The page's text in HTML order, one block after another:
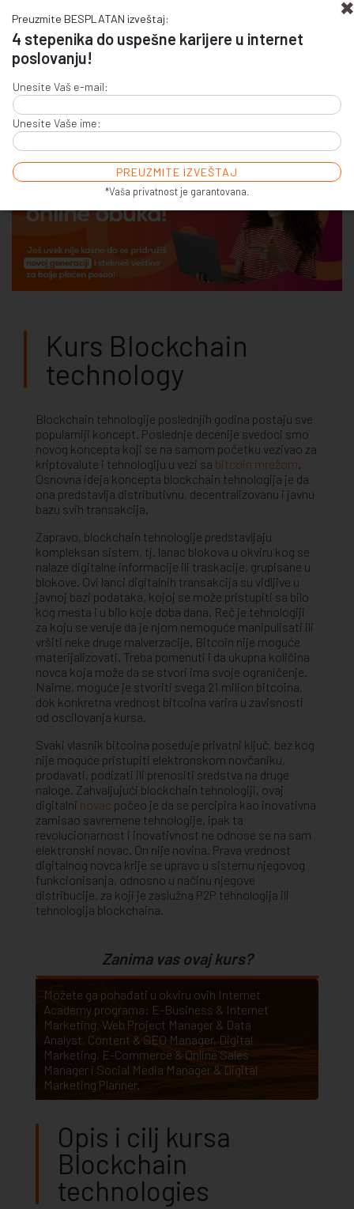
Preuzmite BESPLATAN izveštaj:
4 stepenika do uspešne karijere u internet
poslovanju!
Unesite Vaš e-mail:
Unesite Vaše ime:
*Vaša privatnost je garantovana.
+381 (0)11 7856 156
E-COMMERCE & SALES
ONLINE ADVERTISING
E-BUSINESS & E-MARKETING
Kurs Blockchain
technology
Blockchain tehnologije poslednjih godina postaju sve
popularniji koncept. Poslednje decenije svedoci smo
novog koncepta koji se na samom početku vezivao za
kriptovalute i tehnologiju u vezi sa bitcoin mrežom.
Osnovna ideja koncepta blockchain tehnologija je da
ona predstavlja distributivnu, decentralizovanu i javnu
bazu svih transakcija.
Zapravo, blockchain tehnologije predstavljaju
kompleksan sistem, tj. lanac blokova u okviru kog se
nalaze digitalne informacije ili traskacije, grupisane u
blokove. Ovi lanci digitalnih transakcija su vidljive u
javnoj bazi podataka, kojoj se može pristupiti sa bilo
kog mesta i u bilo koje doba dana. Reč je tehnologiji
za koju se veruje da je njom nemoguće manipulisati ili
vršiti neke druge malverzacije. Bitcoin nije moguće
materijalizovati. Treba pomenuti i da ukupna količina
novca koja može da se stvori ima svoje ograničenje.
Naime, moguće je stvoriti svega 21 milion bitcoina,
dok konkretna vrednost bitcoina varira u zavisnosti
od oscilovanja kursa.
Svaki vlasnik bitcoina poseduje privatni ključ, bez kog
nije moguće pristupiti elektronskom novčaniku,
prodavati, podizati ili prenositi sredstva na druge
naloge. Zahvaljujući blockchain tehnologiji, ovaj
digitalni novac počeo je da se percipira kao inovativna
zamisao savremene tehnologije, ipak ta
revolucionarnost i inovativnost ne odnose se na sam
elektronski novac. On nije novina. Prava vrednost
digitalnog novca krije se upravo u sistemu njegovog
funkcionisanja, odnosno u načinu njegove
distribucije, za koji je zaslužna P2P tehnologija ili
tehnologija blockchaina.
Zanima vas ovaj kurs?
Možete ga pohađati u okviru ovih Internet
Academy programa: E-Business & Internet
Marketing, Web Project Manager & Data
Analyst, Content & SEO Manager, Digital
Marketing, E-Commerce & Online Sales
Manager i Social Media Manager & Digital
Marketing Planner.
Opis i cilj kursa
Blockchain
technologies